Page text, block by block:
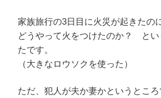
家族旅行の3日目に火災が起きたの
どうやって火をつけたのか？ とい
たです。
（大きなロウソクを使った）
ただ、犯人が夫か妻かというとこ